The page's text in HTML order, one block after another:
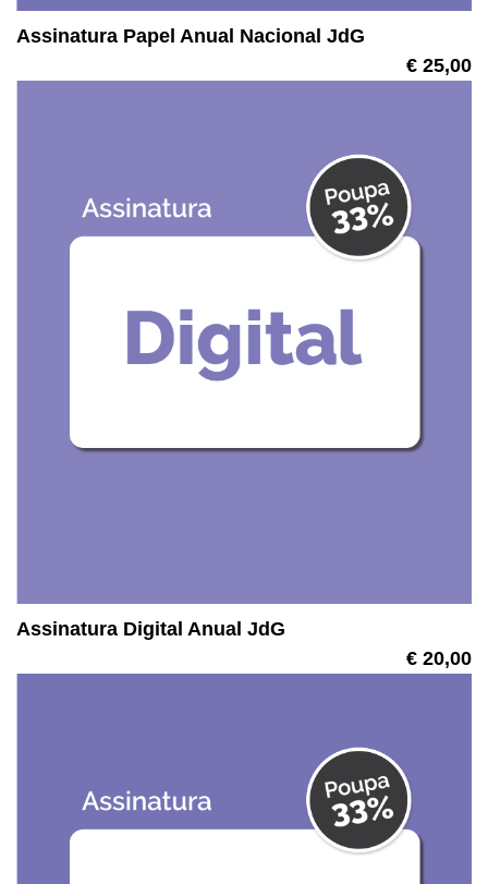
Assinatura Papel Anual Nacional JdG
€ 25,00
Assinatura Digital Anual JdG
€ 20,00